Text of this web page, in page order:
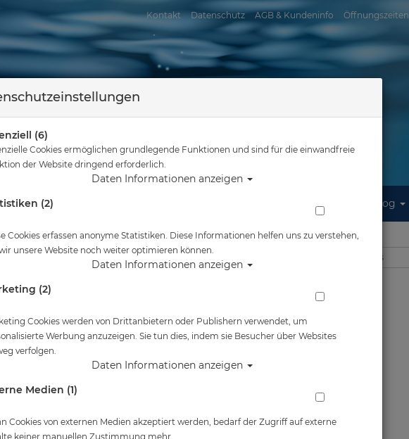
Kontakt Datenschutz AGB & Kundeninfo Öffnungszeiten
Wassersport Reisen Blog
Sie sind hier Tauchausrüstung Zeagle Tarierjacket Stiletto - Gr: L
Alle Artikel zeigen aus: Tarierjackets
Zeagle Tarierjacket Stiletto - Gr: L
Artikelnr.: zea-7104RKL
Herstellerpreis: 669,00 €
Lieferbar in bitte telef.
(6)
Cookies ermöglichen grundlegende Funktionen und sind für die einwandfreie
der Website dringend erforderlich.
Daten Informationen anzeigen
(2)
Cookies erfassen anonyme Statistiken. Diese Informationen helfen uns zu verstehen,
unsere Website noch weiter optimieren können.
Daten Informationen anzeigen
(2)
Cookies werden von Drittanbietern oder Publishern verwendet, um
Werbung anzuzeigen. Sie tun dies, indem sie Besucher über Websites
verfolgen.
Daten Informationen anzeigen
Medien (1)
Cookies von externen Medien akzeptiert werden, bedarf der Zugriff auf externe
keiner manuellen Zustimmung mehr.